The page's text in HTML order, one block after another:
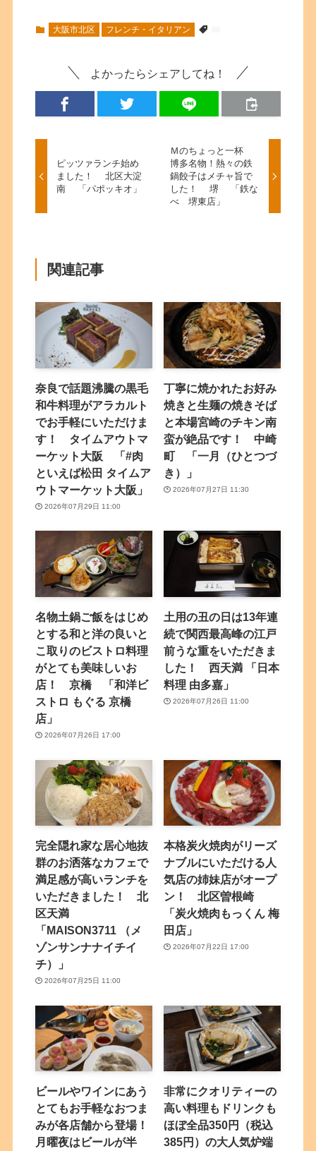
大阪市北区 フレンチ・イタリアン
よかったらシェアしてね！
ピッツァランチ始め
ました！ 北区大淀
南 「パポッキオ」
Ｍのちょっと一杯
博多名物！熱々の鉄
鍋餃子はメチャ旨で
した！ 堺 「鉄な
べ 堺東店」
関連記事
奈良で話題沸騰の黒毛
和牛料理がアラカルト
でお手軽にいただけま
す！ タイムアウトマ
ーケット大阪 「#肉
といえば松田 タイムア
ウトマーケット大阪」
2026年07月29日 11:00
丁寧に焼かれたお好み
焼きと生麺の焼きそば
と本場宮崎のチキン南
蛮が絶品です！ 中崎
町 「一月（ひとつづ
き）」
2026年07月27日 11:30
名物土鍋ご飯をはじめ
とする和と洋の良いと
こ取りのビストロ料理
がとても美味しいお
店！ 京橋 「和洋ビ
ストロ もぐる 京橋
店」
2026年07月26日 17:00
土用の丑の日は13年連
続で関西最高峰の江戸
前うな重をいただきま
した！ 西天満 「日本
料理 由多嘉」
2026年07月26日 11:00
完全隠れ家な居心地抜
群のお洒落なカフェで
満足感が高いランチを
いただきました！ 北
区天満
「MAISON3711 （メ
ゾンサンナナイチイ
チ）」
2026年07月25日 11:00
本格炭火焼肉がリーズ
ナブルにいただける人
気店の姉妹店がオープ
ン！ 北区曽根崎
「炭火焼肉もっくん 梅
田店」
2026年07月22日 17:00
ビールやワインにあう
とてもお手軽なおつま
みが各店舗から登場！
月曜夜はビールが半
非常にクオリティーの
高い料理もドリンクも
ほぼ全品350円（税込
385円）の大人気炉端